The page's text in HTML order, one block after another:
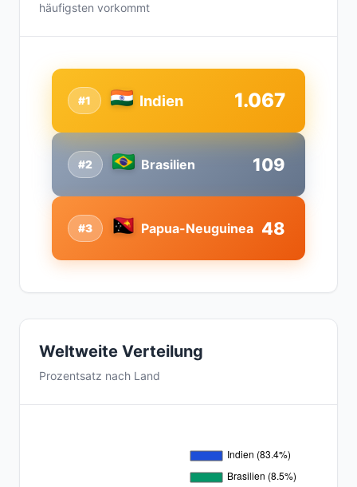
häufigsten vorkommt
#2 Brasilien 109
#1 Indien 1.067
#3 Papua-Neuguinea 48
Weltweite Verteilung
Prozentsatz nach Land